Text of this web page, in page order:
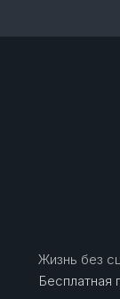
Жизнь без
Бесплатная